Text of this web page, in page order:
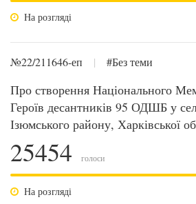
На розгляді
№22/211646-еп | #Без теми
Про створення Національного
Героїв десантників 95 ОДШБ у
Ізюмського району, Харківської
25454 голоси
На розгляді